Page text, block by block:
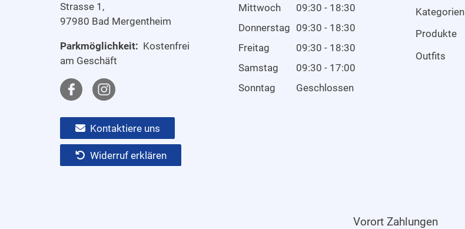
Strasse 1,
97980 Bad Mergentheim
Parkmöglichkeit: Kostenfrei
am Geschäft
Kontaktiere uns
Widerruf erklären
Mittwoch
09:30 - 18:30
Donnerstag 09:30 - 18:30
Freitag
09:30 - 18:30
Samstag
09:30 - 17:00
Sonntag
Geschlossen
Kategorien
Produkte
Outfits
Vorort Zahlungen